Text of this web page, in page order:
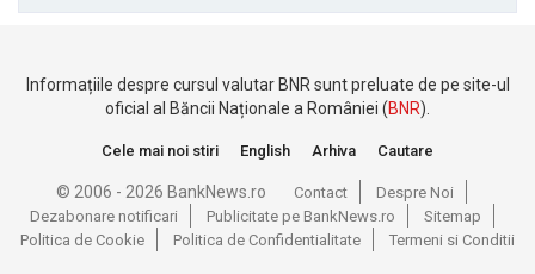
Informațiile despre cursul valutar BNR sunt preluate de pe site-ul
oficial al Băncii Naționale a României (BNR).
Cele mai noi stiri English Arhiva Cautare
© 2006 - 2026 BankNews.ro Contact
Despre Noi
Dezabonare notificari
Publicitate pe BankNews.ro
Sitemap
Politica de Cookie
Politica de Confidentialitate Termeni si Conditii